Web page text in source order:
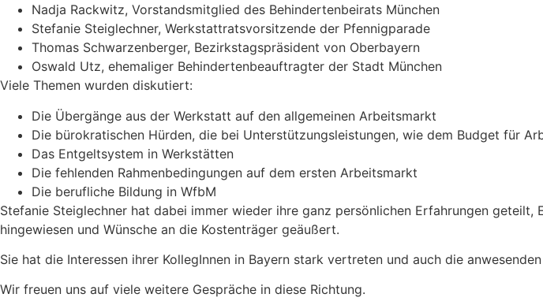
Nadja Rackwitz, Vorstandsmitglied des Behindertenbeirats München
Stefanie Steiglechner, Werkstattratsvorsitzende der Pfennigparade
Thomas Schwarzenberger, Bezirkstagspräsident von Oberbayern
Oswald Utz, ehemaliger Behindertenbeauftragter der Stadt München
Viele Themen wurden diskutiert:
Die Übergänge aus der Werkstatt auf den allgemeinen Arbeitsmarkt
Die bürokratischen Hürden, die bei Unterstützungsleistungen, wie dem Budget für
Das Entgeltsystem in Werkstätten
Die fehlenden Rahmenbedingungen auf dem ersten Arbeitsmarkt
Die berufliche Bildung in WfbM
Stefanie Steiglechner hat dabei immer wieder ihre ganz persönlichen Erfahrungen
hingewiesen und Wünsche an die Kostenträger geäußert.
Sie hat die Interessen ihrer KollegInnen in Bayern stark vertreten und auch die
Wir freuen uns auf viele weitere Gespräche in diese Richtung.